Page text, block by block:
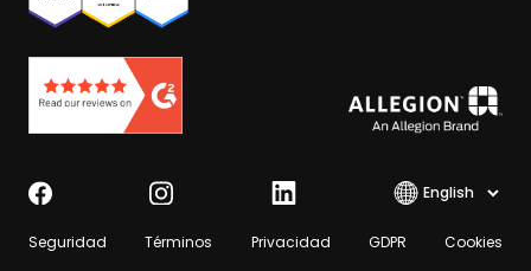
Select
Seguridad Términos Privacidad GDPR Cookies